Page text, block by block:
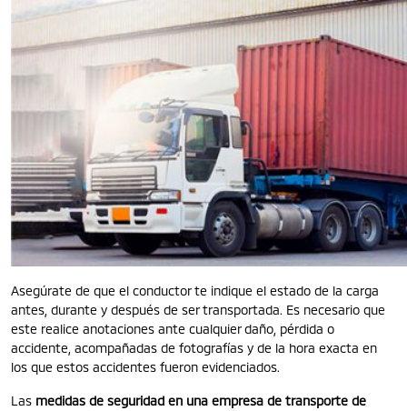
Asegúrate de que el conductor te indique el estado de la carga
antes, durante y después de ser transportada. Es necesario que
este realice anotaciones ante cualquier daño, pérdida o
accidente, acompañadas de fotografías y de la hora exacta en
los que estos accidentes fueron evidenciados.
Las medidas de seguridad en una empresa de transporte de